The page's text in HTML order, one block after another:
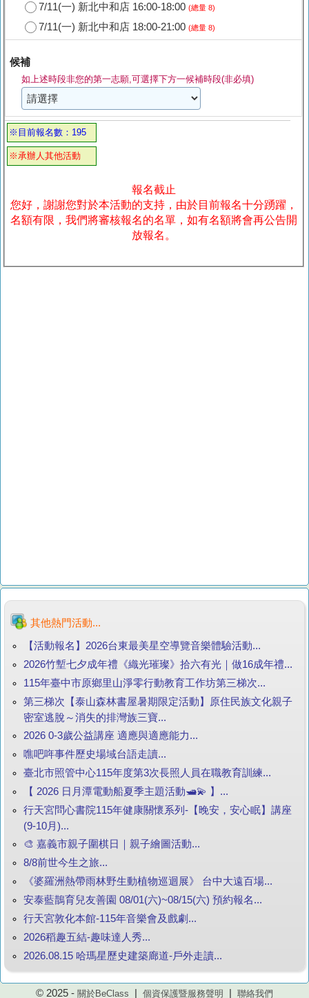
7/11(一) 新北中和店 16:00-18:00 (總量 8)
7/11(一) 新北中和店 18:00-21:00 (總量 8)
候補
如上述時段非您的第一志願,可選擇下方一候補時段(非必填)
※目前報名數：195
※承辦人其他活動
報名截止
您好，謝謝您對於本活動的支持，由於目前報名十分踴躍，
名額有限，我們將審核報名的名單，如有名額將會再公告開
放報名。
其他熱門活動...
【活動報名】2026台東最美星空導覽音樂體驗活動...
2026竹塹七夕成年禮《織光璀璨》拾六有光｜做16成年禮...
115年臺中市原鄉里山淨零行動教育工作坊第三梯次...
第三梯次【泰山森林書屋暑期限定活動】原住民族文化親子
密室逃脫～消失的排灣族三寶...
2026 0-3歲公益講座 適應與適應能力...
噍吧哖事件歷史場域台語走讀...
臺北市照管中心115年度第3次長照人員在職教育訓練...
【 2026 日月潭電動船夏季主題活動🛥️💫 】...
行天宮問心書院115年健康關懷系列-【晚安，安心眠】講座
(9-10月)...
🎨 嘉義市親子圍棋日｜親子繪圖活動...
8/8前世今生之旅...
《婆羅洲熱帶雨林野生動植物巡迴展》 台中大遠百場...
安泰藍鵲育兒友善園 08/01(六)~08/15(六) 預約報名...
行天宮敦化本館-115年音樂會及戲劇...
2026稻趣五結-趣味達人秀...
2026.08.15 哈瑪星歷史建築廊道-戶外走讀...
© 2025 - 關於BeClass 個資保護暨服務聲明 聯絡我們